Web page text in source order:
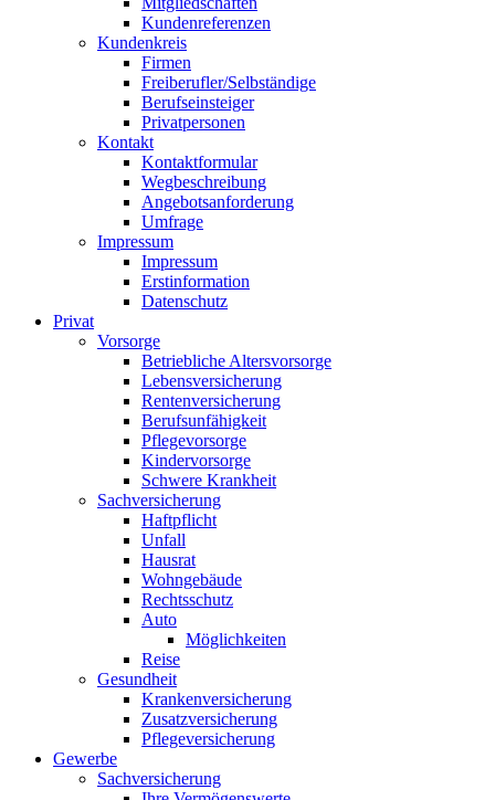
Kundenreferenzen
Kundenkreis
Firmen
Freiberufler/Selbständige
Berufseinsteiger
Privatpersonen
Kontakt
Kontaktformular
Wegbeschreibung
Angebotsanforderung
Umfrage
Impressum
Impressum
Erstinformation
Datenschutz
Privat
Vorsorge
Betriebliche Altersvorsorge
Lebensversicherung
Rentenversicherung
Berufsunfähigkeit
Pflegevorsorge
Kindervorsorge
Schwere Krankheit
Sachversicherung
Haftpflicht
Unfall
Hausrat
Wohngebäude
Rechtsschutz
Auto
Möglichkeiten
Reise
Gesundheit
Krankenversicherung
Zusatzversicherung
Pflegeversicherung
Gewerbe
Sachversicherung